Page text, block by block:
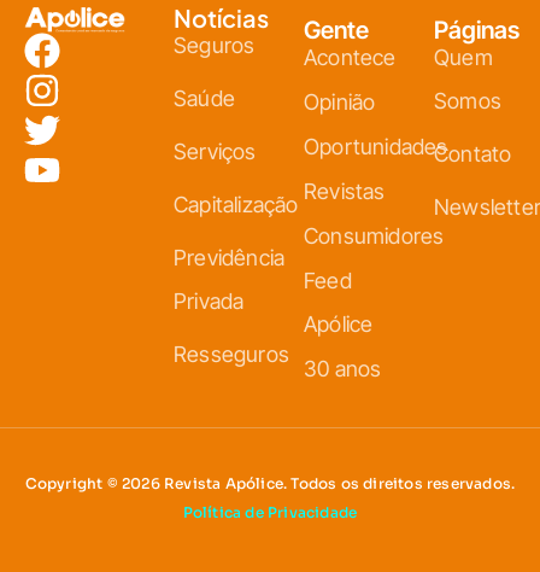
Notícias
Seguros
Saúde
Serviços
Capitalização
Previdência
Privada
Resseguros
Gente
Acontece
Opinião
Oportunidades
Revistas
Consumidores
Feed
Apólice
30 anos
Páginas
Quem
Somos
Contato
Newsletter
Copyright © 2026 Revista Apólice. Todos os direitos reservados.
Política de Privacidade